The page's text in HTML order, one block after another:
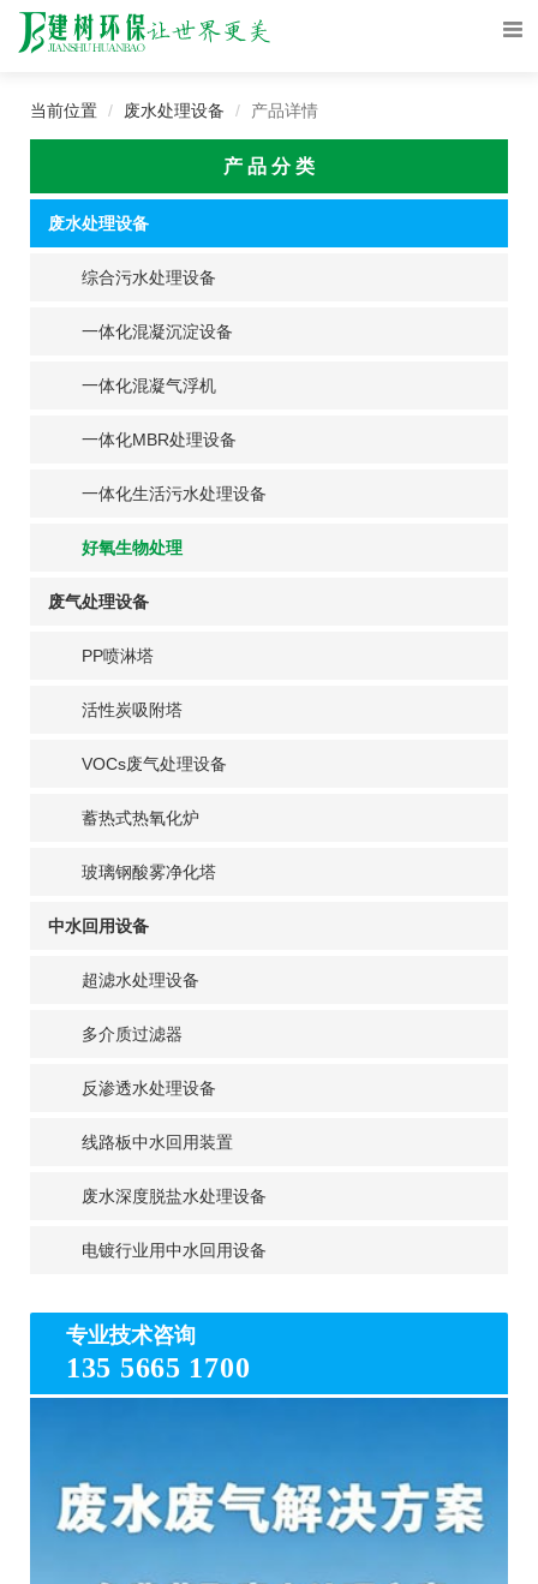
当前位置 废水处理设备 产品详情
产 品 分 类
废水处理设备
综合污水处理设备
一体化混凝沉淀设备
一体化混凝气浮机
一体化MBR处理设备
一体化生活污水处理设备
好氧生物处理
废气处理设备
PP喷淋塔
活性炭吸附塔
VOCs废气处理设备
蓄热式热氧化炉
玻璃钢酸雾净化塔
中水回用设备
超滤水处理设备
多介质过滤器
反渗透水处理设备
线路板中水回用装置
废水深度脱盐水处理设备
电镀行业用中水回用设备
专业技术咨询
135 5665 1700